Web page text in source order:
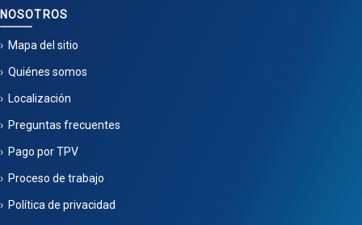
NOSOTROS
Mapa del sitio
Quiénes somos
Localización
Preguntas frecuentes
Pago por TPV
Proceso de trabajo
Política de privacidad